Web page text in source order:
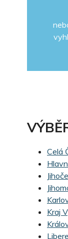
Celá
Kraj